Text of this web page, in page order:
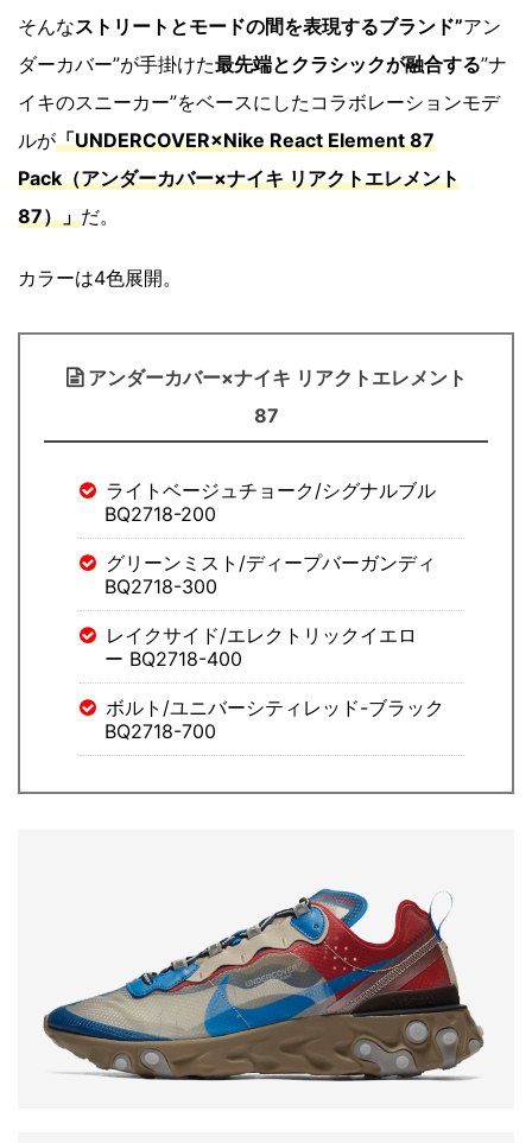
そんなストリートとモードの間を表現するブランド”アン
ダーカバー”が手掛けた最先端とクラシックが融合する”ナ
イキのスニーカー”をベースにしたコラボレーションモデ
ルが「UNDERCOVER×Nike React Element 87
Pack（アンダーカバー×ナイキ リアクトエレメント
87）」だ。
カラーは4色展開。
アンダーカバー×ナイキ リアクトエレメント
87
ライトベージュチョーク/シグナルブル
BQ2718-200
グリーンミスト/ディープバーガンディ
BQ2718-300
レイクサイド/エレクトリックイエロ
ー BQ2718-400
ボルト/ユニバーシティレッド-ブラック
BQ2718-700